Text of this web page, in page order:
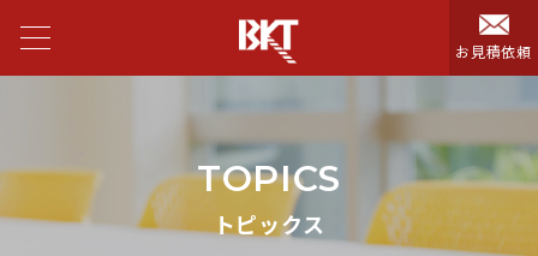
お見積依頼
TOPICS
トピックス